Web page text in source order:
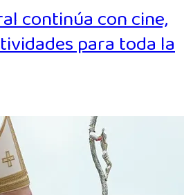
continúa con cine,
para toda la